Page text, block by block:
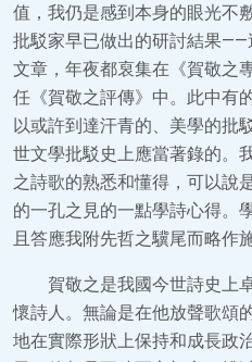
值，我仍是感到本身的眼光不
批駁家早已做出的研討結果
文章，年夜都裒集在《賀敬之
任《賀敬之評傳》中。此中有
以或許到達汗青的、美學的批
世文學批駁史上應當著錄的。
之詩歌的熟悉和懂得，可以說
的一孔之見的一點學詩心得。
且答應我附先哲之驥尾而略作
賀敬之是我國今世詩史上
懷詩人。無論是在他放聲歌頌
地在實際形狀上保持和成長政